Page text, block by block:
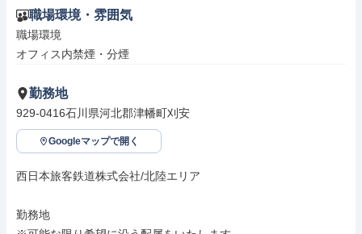
職場環境・雰囲気
職場環境
オフィス内禁煙・分煙
勤務地
929-0416石川県河北郡津幡町刈安
Googleマップで開く
西日本旅客鉄道株式会社/北陸エリア
勤務地